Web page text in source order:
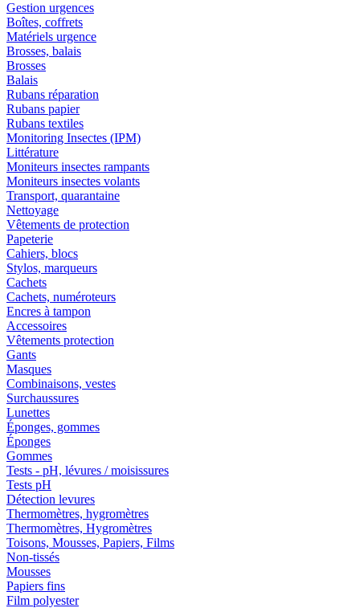
Gestion urgences
Boîtes, coffrets
Matériels urgence
Brosses, balais
Brosses
Balais
Rubans réparation
Rubans papier
Rubans textiles
Monitoring Insectes (IPM)
Littérature
Moniteurs insectes rampants
Moniteurs insectes volants
Transport, quarantaine
Nettoyage
Vêtements de protection
Papeterie
Cahiers, blocs
Stylos, marqueurs
Cachets
Cachets, numéroteurs
Encres à tampon
Accessoires
Vêtements protection
Gants
Masques
Combinaisons, vestes
Surchaussures
Lunettes
Éponges, gommes
Éponges
Gommes
Tests - pH, lévures / moisissures
Tests pH
Détection levures
Thermomètres, hygromètres
Thermomètres, Hygromètres
Toisons, Mousses, Papiers, Films
Non-tissés
Mousses
Papiers fins
Film polyester